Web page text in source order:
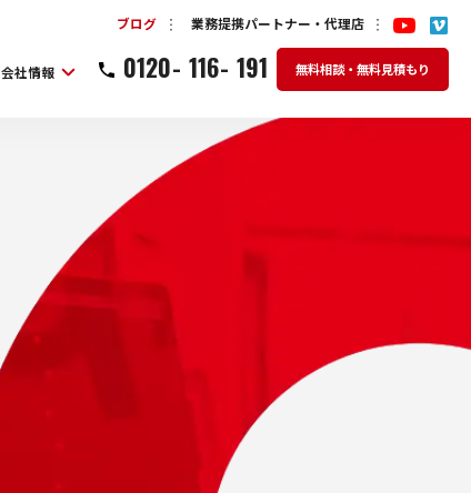
会社情報
ブログ 業務提携パートナー・代理店
0120- 116- 191 無料相談・無料見積もり